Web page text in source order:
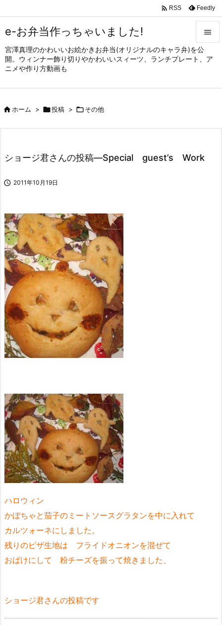
e-お弁当作っちゃいました!
宮澤真理のかわいいお絵かきお弁当(オリジナルのキャラ弁)を公
開。ウィンナー飾り切りやかわいいスィーツ、ランチプレート、ア
ニメや作り方動画も


メニュ
サイド


 RSS Feedly
ホーム > 投稿 > その他
ショージ君さんの投稿—Special guest’s Work
 2011年10月19日
ハロウィン
かぼちゃと茄子のミートソースグラタンを中に入れて
カルツォーネにしました。
残りのピザ生地は フライドオニオンを混ぜて
おばけにして 粉チーズを振って焼きました、
ショージ君さんの投稿です